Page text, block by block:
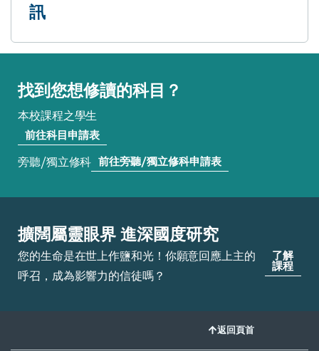
訊
找到您想修讀的科目？
本校課程之學生
前往科目申請表
旁聽/獨立修科 前往旁聽/獨立修科申請表
擴闊屬靈眼界 進深國度研究
您的生命是在世上作鹽和光！你願意回應上主的
呼召，成為影響力的信徒嗎？
了解
課程
返回頁首